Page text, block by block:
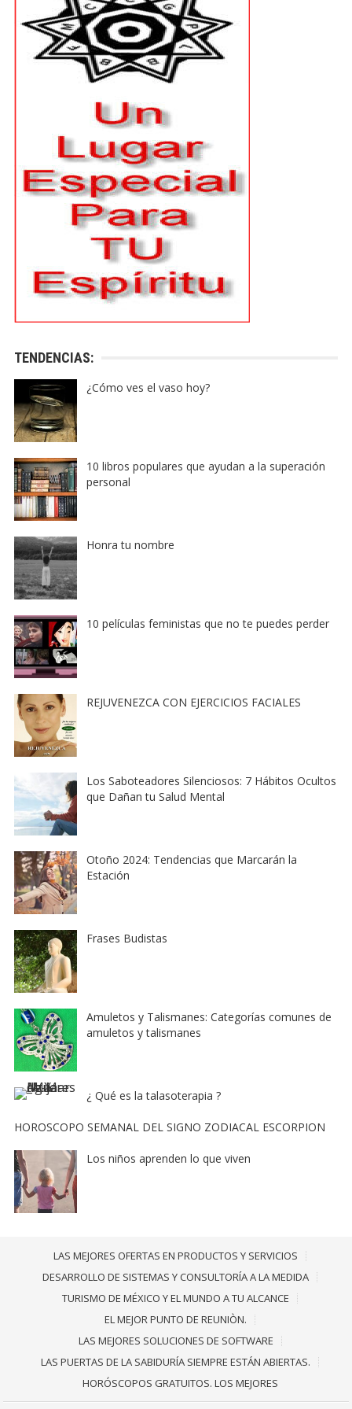
TENDENCIAS:
¿Cómo ves el vaso hoy?
10 libros populares que ayudan a la superación
personal
Honra tu nombre
10 películas feministas que no te puedes perder
REJUVENEZCA CON EJERCICIOS FACIALES
Los Saboteadores Silenciosos: 7 Hábitos Ocultos
que Dañan tu Salud Mental
Otoño 2024: Tendencias que Marcarán la
Estación
Frases Budistas
Amuletos y Talismanes: Categorías comunes de
amuletos y talismanes
¿ Qué es la talasoterapia ?
HOROSCOPO SEMANAL DEL SIGNO ZODIACAL ESCORPION
Los niños aprenden lo que viven
LAS MEJORES OFERTAS EN PRODUCTOS Y SERVICIOS
DESARROLLO DE SISTEMAS Y CONSULTORÍA A LA MEDIDA
TURISMO DE MÉXICO Y EL MUNDO A TU ALCANCE
EL MEJOR PUNTO DE REUNIÒN.
LAS MEJORES SOLUCIONES DE SOFTWARE
LAS PUERTAS DE LA SABIDURÍA SIEMPRE ESTÁN ABIERTAS.
HORÓSCOPOS GRATUITOS. LOS MEJORES